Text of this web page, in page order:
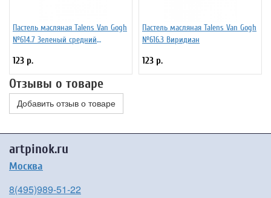
Пастель масляная Talens Van Gogh
№614.7 Зеленый средний
123 р.
Пастель масляная Talens Van Gogh
№616.3 Виридиан
123 р.
Отзывы о товаре
Добавить отзыв о товаре
artpinok.ru
Москва
8(495)989-51-22